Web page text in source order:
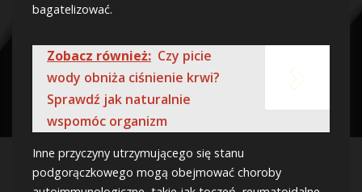
bagatelizować.
Zobacz również: Czy picie
wody obniża ciśnienie krwi?
Sprawdź jak naturalnie
wspomóc organizm
Inne przyczyny utrzymującego się stanu
podgorączkowego mogą obejmować choroby